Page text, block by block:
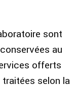
sont
au
offerts
selon la